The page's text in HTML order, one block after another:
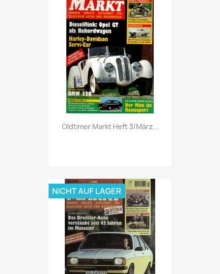
Vorschau
Oldtimer Markt Heft 3/März...
NICHT AUF LAGER